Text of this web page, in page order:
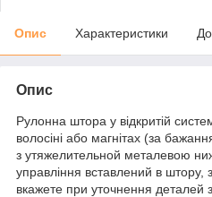
Опис Характеристики
Опис
Рулонна штора у відкритій
волосіні або магнітах (за
з утяжелительной металевою
управління вставлений в штору,
вкажете при уточнення